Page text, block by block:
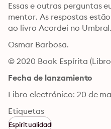
Essas e outras perguntas
mentor. As respostas
ao livro Acordei no Umbral.
Osmar Barbosa.
© 2020 Book Espírita
Fecha de lanzamiento
Libro electrónico: 20 de
Etiquetas
Espiritualidad